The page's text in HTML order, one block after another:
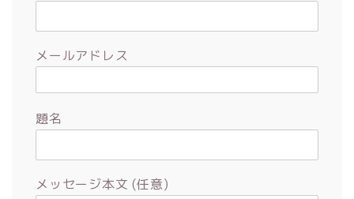
メールアドレス
題名
メッセージ本文 (任意)